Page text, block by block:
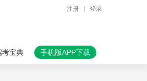
注册 登录
考宝典 手机版APP下载